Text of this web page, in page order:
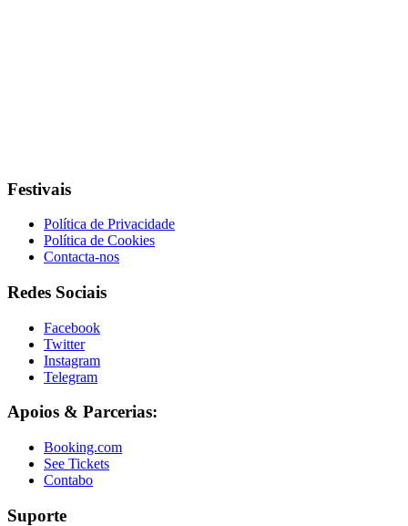
Festivais
Política de Privacidade
Política de Cookies
Contacta-nos
Redes Sociais
Facebook
Twitter
Instagram
Telegram
Apoios & Parcerias:
Booking.com
See Tickets
Contabo
Suporte